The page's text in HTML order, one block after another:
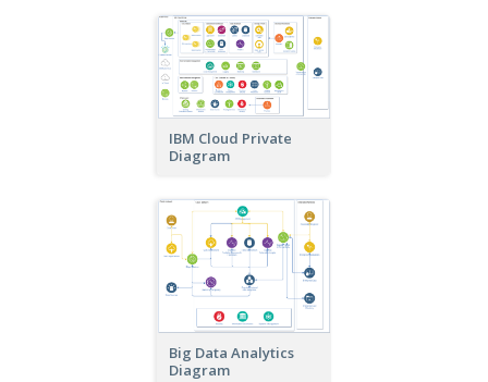
IBM Cloud Private
Diagram
Big Data Analytics
Diagram